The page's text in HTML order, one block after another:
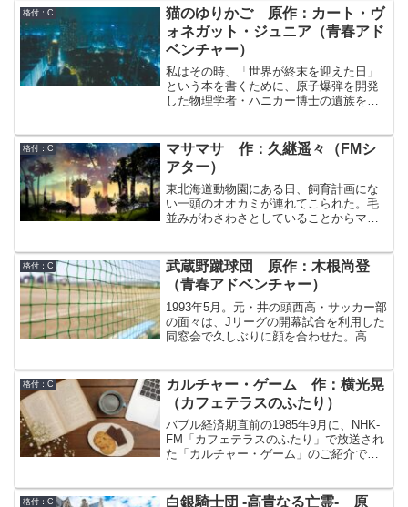
普通だと驚き動転するシチュエーション
だがサラは違う。出勤初日に幸先よく記
事のネタを掴んだと前向きに捉え、一旦
出社後、早速、この事件の取材を始める
が、なぜかこの事件を警察に伝えるよう
に頼んでいた駐車場の警備員は姿を消
し、この事故自体はないものとされてい
た。
格付：C
猫のゆりかご 原作：カート・ヴ
ォネガット・ジュニア（青春アド
ベンチャー）
私はその時、「世界が終末を迎えた日」
という本を書くために、原子爆弾を開発
した物理学者・ハニカー博士の遺族を取
が何をしていたのかをまとめる本になる
予定だった。しかし、取材の過程でハニ
カー博士が製造に成功したという、氷の
特殊な結晶体「アイス・ナイン」の話を
聞く。そして、奇人であったハニカー博
士に優るとも劣らない、博士の3人の奇妙
な宗教に支配される国をめぐるうちに、
私は“世界の終わり”に立ち会うことになる
のだった。
格付：C
マサマサ 作：久継遥々（FMシ
アター）
東北海道動物園にある日、飼育計画にな
い一頭のオオカミが連れてこられた。毛
並みがわさわさとしていることからマサ
称、未環研）という聞いたことのない組
織。しかも、マサマサは以前世話したオ
オカミとはどこか違う。不信感を覚えな
がらも、担当になった女性飼育員・那月
は懸命に面倒を見るが、ある日、再びあ
らわれた未環研がマサマサを連れ去って
格付：C
武蔵野蹴球団 原作：木根尚登
（青春アドベンチャー）
1993年5月。元・井の頭西高・サッカー部
の面々は、Jリーグの開幕試合を利用した
同窓会で久しぶりに顔を合わせた。高校
ースだった杉浦恒平（22歳）だけは、何
をやっても長続きせず、プー太郎をして
いた。そんな彼にも変化の時が訪れる。
一人の女性との出逢いと、商店街を揺る
がす地上げ事件を切っ掛けとして。
格付：C
カルチャー・ゲーム 作：横光晃
（カフェテラスのふたり）
バブル経済期直前の1985年9月に、NHK-
FM「カフェテラスのふたり」で放送され
た「カルチャー・ゲーム」のご紹介で
あるいはトーク番組的な作品も放送した
格付：C
白銀騎士団 -高貴なる亡霊- 原